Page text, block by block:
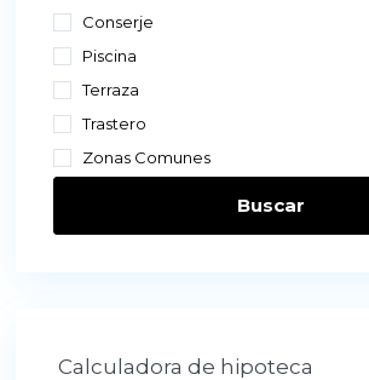
Conserje
Piscina
Terraza
Trastero
Zonas Comunes
Buscar
Calculadora de hipoteca